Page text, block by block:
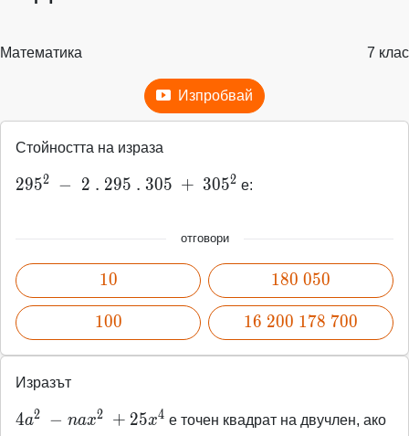
Математика 7 клас
Изпробвай
Стойността на израза
295^2\
+\
305^2
2952 − 2 . 295 . 305 + 3052 е:
отговори
10
10
100
100
180\
050
180 050
16\
200\
16 200 178 700
Изразът
4a^2\ -
4a2 − nax2 + 25x4 е точен квадрат на двучлен, ако